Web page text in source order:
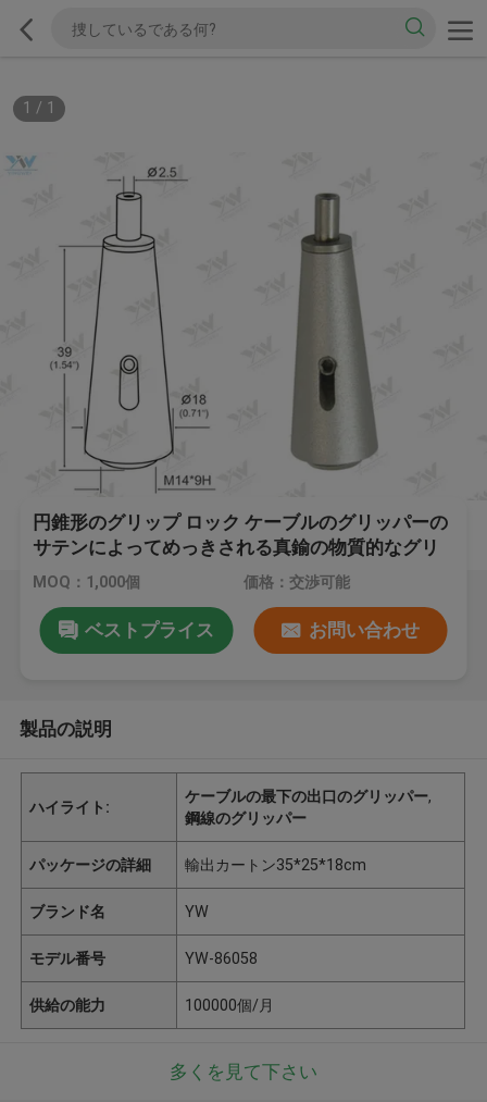
1 / 1
円錐形のグリップ ロック ケーブルのグリッパーの
サテンによってめっきされる真鍮の物質的なグリ
ッパー
MOQ：1,000個 価格：交渉可能
ベストプライス お問い合わせ
製品の説明
ハイライト:
ケーブルの最下の出口のグリッパー,
鋼線のグリッパー
パッケージの詳細 輸出カートン35*25*18cm
ブランド名 YW
モデル番号 YW-86058
供給の能力 100000個/月
多くを見て下さい